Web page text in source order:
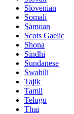
Slovenian
Somali
Samoan
Scots Gaelic
Shona
Sindhi
Sundanese
Swahili
Tajik
Tamil
Telugu
Thai